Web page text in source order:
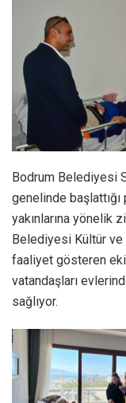
Bodrum Belediyesi
genelinde
yakınlarına yönelik
Belediyesi Kültür
faaliyet gösteren
vatandaşları
sağlıyor.